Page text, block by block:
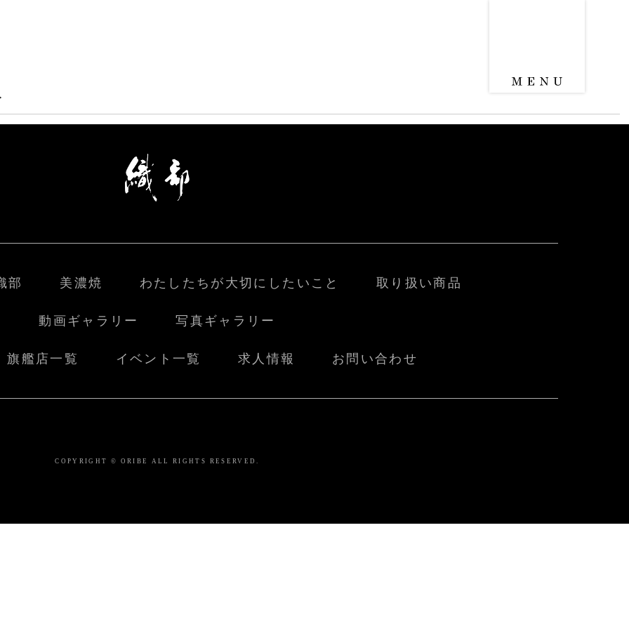
部 美濃焼 わたしたちが大切にしたいこと 取り扱い商品
動画ギャラリー 写真ギャラリー
旗艦店一覧 イベント一覧 求人情報 お問い合わせ
COPYRIGHT © ORIBE ALL RIGHTS RESERVED.